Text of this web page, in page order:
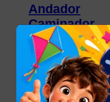
Andador
Caminador
Multifuncio
nal
Primeros
Pasos
Bebe Niño